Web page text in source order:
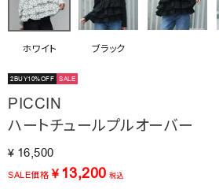
ホワイト ブラック
2BUY10%OFF SALE
PICCIN
ハートチュールプルオーバー
¥ 16,500
SALE価格 ¥ 13,200 税込